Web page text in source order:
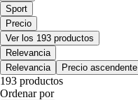
Sport
Precio
Ver los 193 productos
Relevancia
Relevancia
Precio ascendente
193 productos
Ordenar por